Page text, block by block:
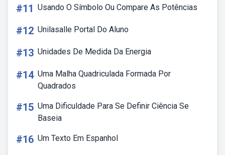
#11 Usando O Símbolo Ou Compare As Potências
#12 Unilasalle Portal Do Aluno
#13 Unidades De Medida Da Energia
#14 Uma Malha Quadriculada Formada Por
Quadrados
#15 Uma Dificuldade Para Se Definir Ciência Se
Baseia
#16 Um Texto Em Espanhol